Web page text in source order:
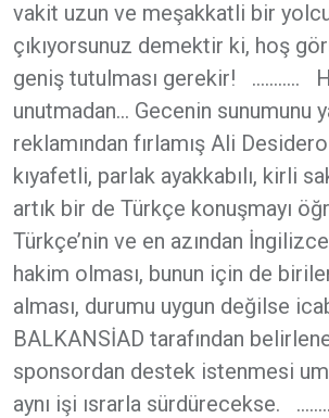
vakit uzun ve meşakkatli bir
çıkıyorsunuz demektir ki, hoş görü
geniş tutulması gerekir! ………..
unutmadan… Gecenin sunumunu
reklamından fırlamış Ali
kıyafetli, parlak ayakkabılı, kirli
artık bir de Türkçe konuşmayı
Türkçe’nin ve en azından
hakim olması, bunun için de
alması, durumu uygun değilse
BALKANSİAD tarafından
sponsordan destek istenmesi
aynı işi ısrarla sürdürecekse.